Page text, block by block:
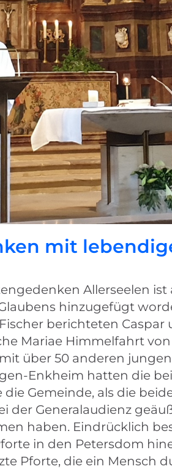
mit
Allerseelen
hinzugefügt
berichteten Caspar
Mariae Himmelfahrt
über 50 anderen
Enkheim hatten die
Gemeinde, als die
der Generalaudienz
haben. Eindrücklich
in den Petersdom
Pforte, die ein Mensch